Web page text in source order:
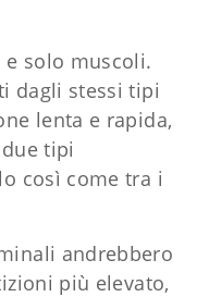
solo muscoli.
dagli stessi tipi
lenta e rapida,
tipi
così come tra i
andrebbero
più elevato,